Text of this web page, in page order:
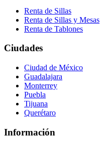
Renta de Sillas
Renta de Sillas y Mesas
Renta de Tablones
Ciudades
Ciudad de México
Guadalajara
Monterrey
Puebla
Tijuana
Querétaro
Información